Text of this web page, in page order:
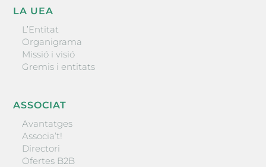
LA UEA
L’Entitat
Organigrama
Missió i visió
Gremis i entitats
ASSOCIAT
Avantatges
Associa’t!
Directori
Ofertes B2B